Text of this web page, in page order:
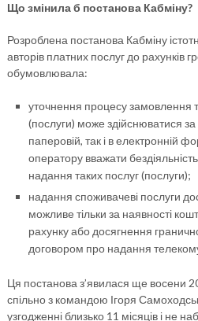
Що змінила б постанова Кабміну?
Розроблена постанова Кабміну
авторів платних послуг до рахунків
обумовлювала:
уточнення процесу замовлення
(послуги) може здійснюватися
паперовій, так і в електронній
оператору вважати
надання таких послуг (послуги);
надання споживачеві послуги
можливе тільки за наявності
рахунку або досягнення
договором про надання
Ця постанова з’явилася ще восени
спільно з командою Ігоря
узгодженні близько 11 місяців і не